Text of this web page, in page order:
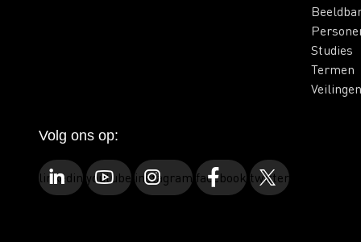
Studies
Termen
Veilingen
Volg ons op:
linkedinyoutubeinstagramfacebooktwitter